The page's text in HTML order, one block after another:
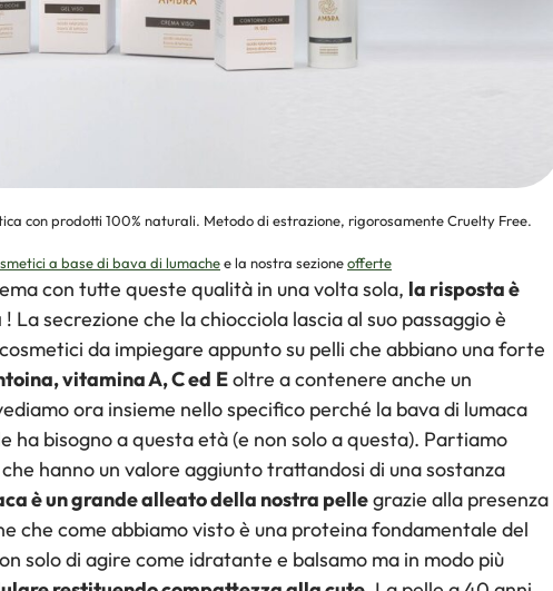
con prodotti 100% naturali. Metodo di estrazione, rigorosamente Cruelty Free.
a base di bava di lumachee la nostra sezioneofferte
con tutte queste qualità in una volta sola, la risposta è
! La secrezione che la chiocciola lascia al suo passaggio è
da impiegare appunto su pelli che abbiano una forte
vitamina A, C ed Eoltre a contenere anche un
ora insieme nello specifico perché la bava di lumaca
ha bisogno a questa età (e non solo a questa). Partiamo
hanno un valore aggiunto trattandosi di una sostanza
è un grande alleato della nostra pellegrazie alla presenza
che come abbiamo visto è una proteina fondamentale del
solo di agire come idratante e balsamo ma in modo più